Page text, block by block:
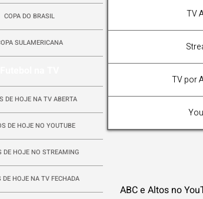
COPA DO BRASIL
SULAMERICANA
DE HOJE NA TV ABERTA
DE HOJE NO YOUTUBE
DE HOJE NO STREAMING
DE HOJE NA TV FECHADA
TV
TV por
ABC e Altos no